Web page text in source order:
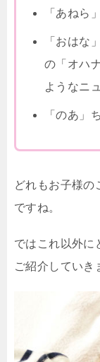
「あねら
「おはな
の「オハ
ようなニ
「のあ」
どれもお子様の
ですね。
ではこれ以外に
ご紹介していき